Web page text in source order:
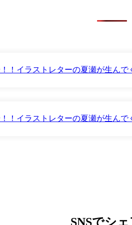
！イラストレターの夏瀬が生んで
！イラストレターの夏瀬が生んで
SNSでシェ